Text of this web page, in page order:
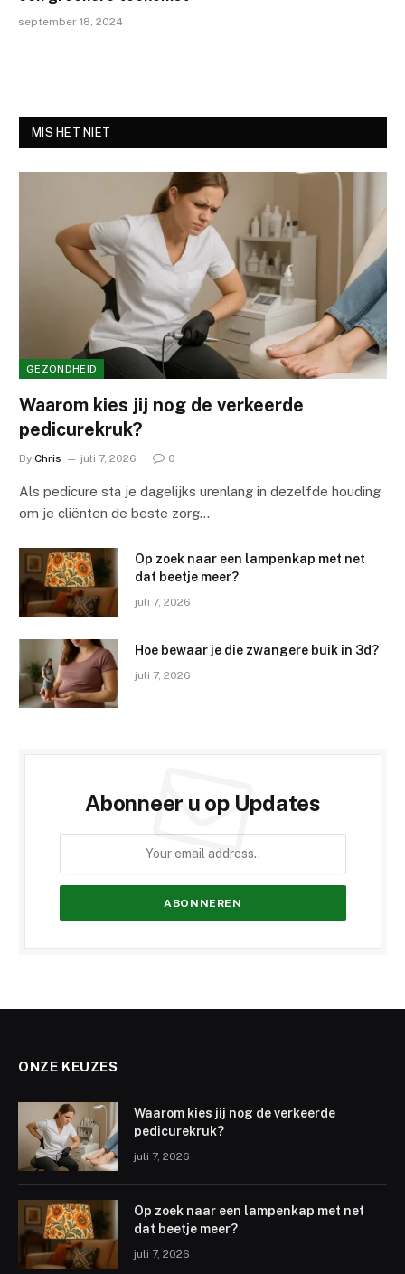
september 18, 2024
MIS HET NIET
GEZONDHEID
Waarom kies jij nog de verkeerde
pedicurekruk?
By Chris juli 7, 2026 0
Als pedicure sta je dagelijks urenlang in dezelfde houding
om je cliënten de beste zorg…
Op zoek naar een lampenkap met net
dat beetje meer?
juli 7, 2026
Hoe bewaar je die zwangere buik in 3d?
juli 7, 2026
Abonneer u op Updates
ONZE KEUZES
Waarom kies jij nog de verkeerde
pedicurekruk?
juli 7, 2026
Op zoek naar een lampenkap met net
dat beetje meer?
juli 7, 2026